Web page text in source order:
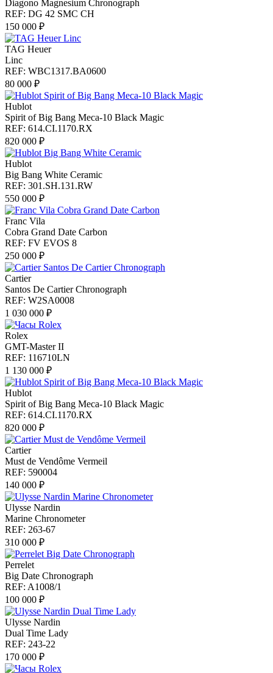
Diagono Magnesium Chronograph
REF: DG 42 SMC CH
150 000 ₽
TAG Heuer
Linc
REF: WBC1317.BA0600
80 000 ₽
Hublot
Spirit of Big Bang Meca-10 Black Magic
REF: 614.CI.1170.RX
820 000 ₽
Hublot
Big Bang White Ceramic
REF: 301.SH.131.RW
550 000 ₽
Franc Vila
Cobra Grand Date Carbon
REF: FV EVOS 8
250 000 ₽
Cartier
Santos De Cartier Chronograph
REF: W2SA0008
1 030 000 ₽
Rolex
GMT-Master II
REF: 116710LN
1 130 000 ₽
Hublot
Spirit of Big Bang Meca-10 Black Magic
REF: 614.CI.1170.RX
820 000 ₽
Cartier
Must de Vendôme Vermeil
REF: 590004
140 000 ₽
Ulysse Nardin
Marine Chronometer
REF: 263-67
310 000 ₽
Perrelet
Big Date Chronograph
REF: A1008/1
100 000 ₽
Ulysse Nardin
Dual Time Lady
REF: 243-22
170 000 ₽